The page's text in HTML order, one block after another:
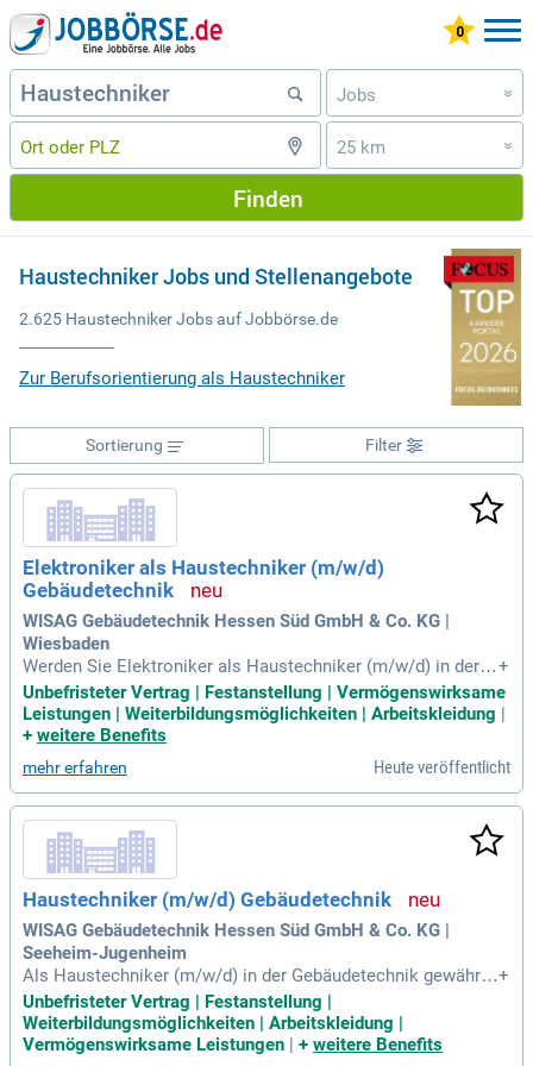
Jobs »
25 km »
Finden
Haustechniker Jobs und Stellenangebote
2.625 Haustechniker Jobs auf Jobbörse.de
Zur Berufsorientierung als Haustechniker
Filter
Sortierung
Elektroniker als Haustechniker (m/w/d)
Gebäudetechnik
WISAG Gebäudetechnik Hessen Süd GmbH & Co. KG |
Wiesbaden
Werden Sie Elektroniker als Haustechniker (m/w/d) in der G
ebäudetechnik in Wiesbaden! Ihre Aufgaben umfassen Wart
ungs- und Instandsetzungsarbeiten an elektro-technischen
Anlagen sowie die Durchführung von Leistungsmessungen.
igen eigenständig Reparaturen. Vorausgesetzt wird eine abg
eschlossene Berufsausbildung im Bereich Elektronik und er
ste Berufserfahrung. Profitieren Sie von einer unbefristeten
Festanstellung, attraktiver Vergütung und 30 Tagen Urlaub jä
hrlich. Nutzen Sie darüber hinaus individuelle Weiterbildung
smöglichkeiten, um Ihre Karriere voranzutreiben!
+
Unbefristeter Vertrag | Festanstellung | Vermögenswirksame
Leistungen | Weiterbildungsmöglichkeiten | Arbeitskleidung |
+ weitere Benefits
mehr erfahren Heute veröffentlicht
Haustechniker (m/w/d) Gebäudetechnik
WISAG Gebäudetechnik Hessen Süd GmbH & Co. KG |
Seeheim-Jugenheim
Als Haustechniker (m/w/d) in der Gebäudetechnik gewährle
isten Sie die reibungslose Funktion gebäudetechnischer Anl
agen in Seeheim-Jugenheim. Ihre Aufgaben umfassen Instal
lation, Wartung und Reparatur von technischen Systemen so
+
Unbefristeter Vertrag | Festanstellung |
Weiterbildungsmöglichkeiten | Arbeitskleidung |
Vermögenswirksame Leistungen
+ weitere Benefits